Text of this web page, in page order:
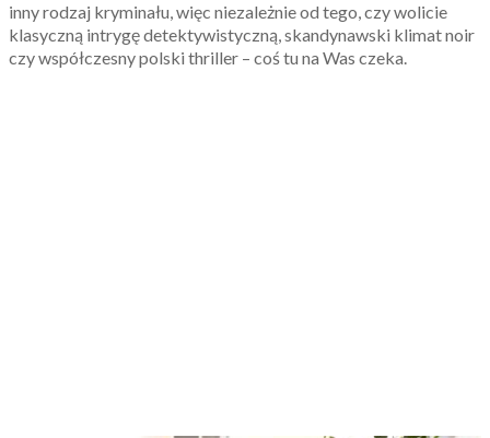
inny rodzaj kryminału, więc niezależnie od tego, czy wolicie
klasyczną intrygę detektywistyczną, skandynawski klimat noir
czy współczesny polski thriller – coś tu na Was czeka.